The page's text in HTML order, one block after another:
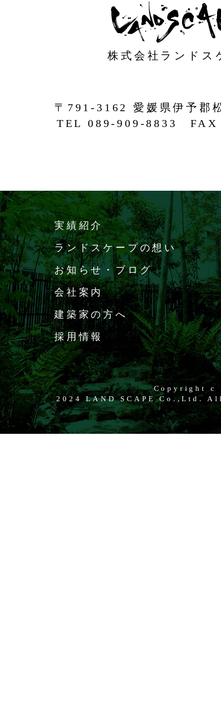
〒791-3162 愛媛県伊予郡
TEL 089-909-8833 FAX
株式会社ランドス
実績紹介
ランドスケープの想い
お知らせ・ブログ
会社案内
建築家の方へ
採用情報
Copyright c
2024 LAND SCAPE Co.,Ltd.